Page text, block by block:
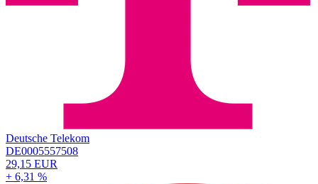
Deutsche Telekom
DE0005557508
29,15 EUR
+ 6,31 %